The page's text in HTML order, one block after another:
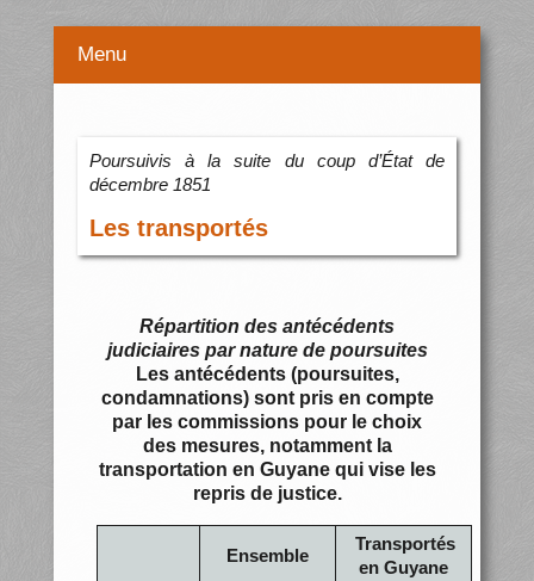
Menu
Poursuivis à la suite du coup d’État de
décembre 1851
Les transportés
Répartition des antécédents
judiciaires par nature de poursuites
Les antécédents (poursuites,
condamnations) sont pris en compte
par les commissions pour le choix
des mesures, notamment la
transportation en Guyane qui vise les
repris de justice.
Ensemble
Transportés
en Guyane